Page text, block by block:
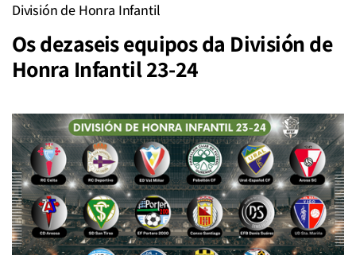
División de Honra Infantil
Os dezaseis equipos da División de
Honra Infantil 23-24